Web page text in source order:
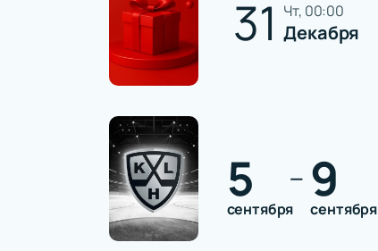
31 чт, 00:00
Декабря
5
сентября
— 9
сентября